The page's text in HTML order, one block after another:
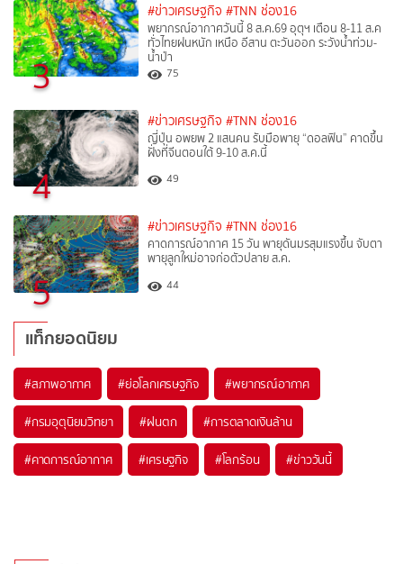
3
#ข่าวเศรษฐกิจ #TNN ช่อง16
พยากรณ์อากาศวันนี้ 8 ส.ค.69 อุตุฯ เตือน 8-11 ส.ค
ทั่วไทยฝนหนัก เหนือ อีสาน ตะวันออก ระวังน้ำท่วม-
น้ำป่า
75
4
#ข่าวเศรษฐกิจ #TNN ช่อง16
ญี่ปุ่น อพยพ 2 แสนคน รับมือพายุ “ดอลฟิน” คาดขึ้น
ฝั่งที่จีนตอนใต้ 9-10 ส.ค.นี้
49
5
#ข่าวเศรษฐกิจ #TNN ช่อง16
คาดการณ์อากาศ 15 วัน พายุดันมรสุมแรงขึ้น จับตา
พายุลูกใหม่อาจก่อตัวปลาย ส.ค.
44
แท็กยอดนิยม
#สภาพอากาศ #ย่อโลกเศรษฐกิจ #พยากรณ์อากาศ
#กรมอุตุนิยมวิทยา #ฝนตก #การตลาดเงินล้าน
#คาดการณ์อากาศ #เศรษฐกิจ #โลกร้อน #ข่าววันนี้